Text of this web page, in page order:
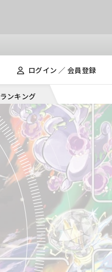
ログイン ／ 会員登録
ランキング